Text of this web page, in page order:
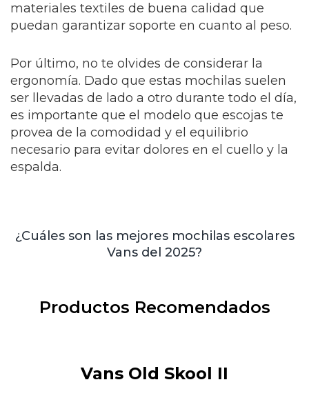
materiales textiles de buena calidad que
puedan garantizar soporte en cuanto al peso.
Por último, no te olvides de considerar la
ergonomía. Dado que estas mochilas suelen
ser llevadas de lado a otro durante todo el día,
es importante que el modelo que escojas te
provea de la comodidad y el equilibrio
necesario para evitar dolores en el cuello y la
espalda.
¿Cuáles son las mejores mochilas escolares
Vans del 2025?
Productos Recomendados
Vans Old Skool II